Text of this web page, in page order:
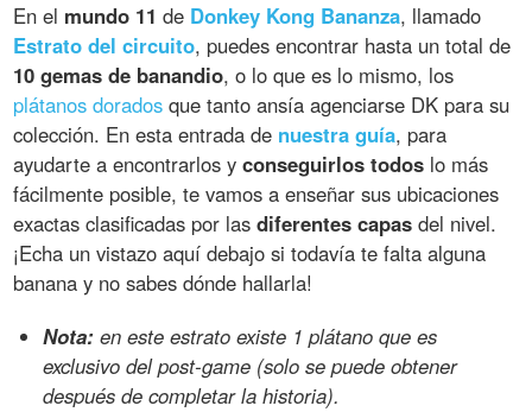
En el mundo 11 de Donkey Kong Bananza, llamado
Estrato del circuito, puedes encontrar hasta un total de
10 gemas de banandio, o lo que es lo mismo, los
plátanos dorados que tanto ansía agenciarse DK para su
colección. En esta entrada de nuestra guía, para
ayudarte a encontrarlos yconseguirlos todos lo más
fácilmente posible, te vamos a enseñar sus ubicaciones
exactas clasificadas por lasdiferentes capas del nivel.
¡Echa un vistazo aquí debajo si todavía te falta alguna
banana y no sabes dónde hallarla!
Nota: en este estrato existe 1 plátano que es
exclusivo del post-game (solo se puede obtener
después de completar la historia).